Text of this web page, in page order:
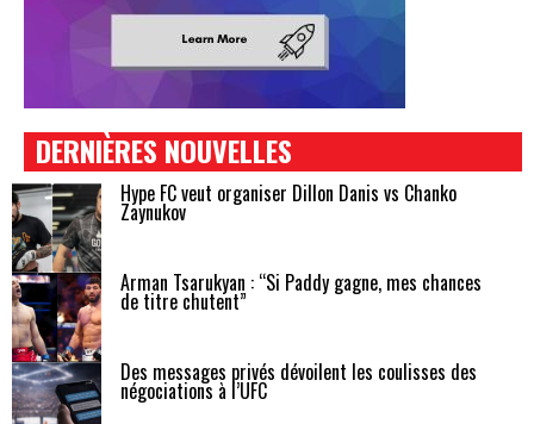
DERNIÈRES NOUVELLES
Hype FC veut organiser Dillon Danis vs Chanko
Zaynukov
Arman Tsarukyan : “Si Paddy gagne, mes chances
de titre chutent”
Des messages privés dévoilent les coulisses des
négociations à l’UFC